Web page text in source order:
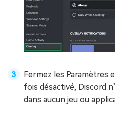
Fermez les Paramètres
fois désactivé, Discord
dans aucun jeu ou